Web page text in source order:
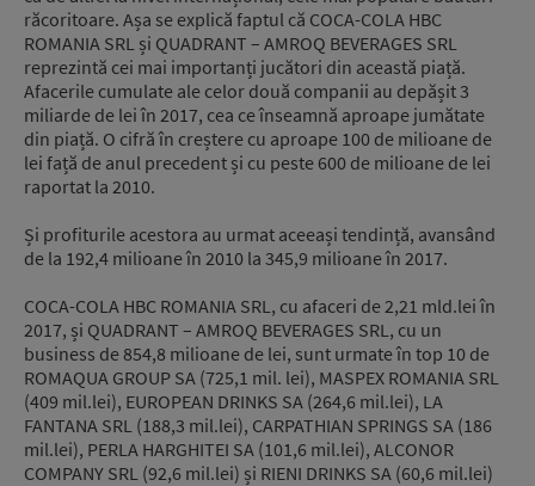
răcoritoare. Așa se explică faptul că COCA-COLA HBC
ROMANIA SRL și QUADRANT – AMROQ BEVERAGES SRL
reprezintă cei mai importanți jucători din această piață.
Afacerile cumulate ale celor două companii au depășit 3
miliarde de lei în 2017, cea ce înseamnă aproape jumătate
din piață. O cifră în creștere cu aproape 100 de milioane de
lei față de anul precedent și cu peste 600 de milioane de lei
raportat la 2010.
Și profiturile acestora au urmat aceeași tendință, avansând
de la 192,4 milioane în 2010 la 345,9 milioane în 2017.
COCA-COLA HBC ROMANIA SRL, cu afaceri de 2,21 mld.lei în
2017, și QUADRANT – AMROQ BEVERAGES SRL, cu un
business de 854,8 milioane de lei, sunt urmate în top 10 de
ROMAQUA GROUP SA (725,1 mil. lei), MASPEX ROMANIA SRL
(409 mil.lei), EUROPEAN DRINKS SA (264,6 mil.lei), LA
FANTANA SRL (188,3 mil.lei), CARPATHIAN SPRINGS SA (186
mil.lei), PERLA HARGHITEI SA (101,6 mil.lei), ALCONOR
COMPANY SRL (92,6 mil.lei) și RIENI DRINKS SA (60,6 mil.lei)